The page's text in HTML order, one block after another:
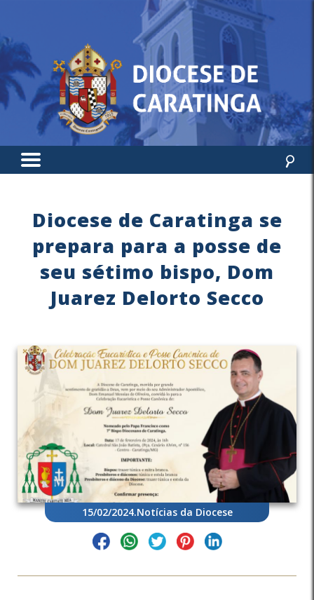
Diocese de Caratinga se
prepara para a posse de
seu sétimo bispo, Dom
Juarez Delorto Secco
15/02/2024.Notícias da Diocese